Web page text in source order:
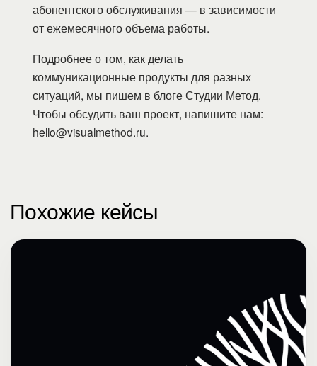
абонентского обслуживания — в зависимости
от ежемесячного объема работы.
Подробнее о том, как делать
коммуникационные продукты для разных
ситуаций, мы пишем в блогеСтудии Метод.
Чтобы обсудить ваш проект, напишите нам:
hello@visualmethod.ru.
Похожие кейсы